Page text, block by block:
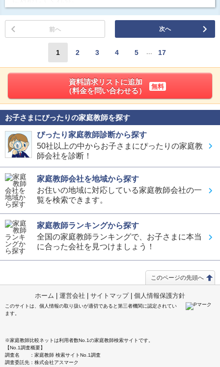
利用内容
講師
学生教師 男性
開始時期
2026年4月 12ヵ月
頻度
1回/週
学校の補習
目的の達成度
－
UP
成績推移
入会時2 → 卒業時3
投稿者：あじしまさん 投稿時期：2026年04月
運営者に通知
料金を問い合わせる
（資料請求）
一対一なので、勉強のやり方を分かっていない本人にはよ
さそうです。ただ、良くも悪くもゆっくりなペースになり
がちなのが気になります。
目的、具体的な改善点、勉強の仕方、効率、これらを叶え
利用内容
科目
英語、数学
講師
学生教師 男性
開始時期
2026年4月 11ヵ月
頻度
目的
高校受験対策
目的の達成度
－
成績変化
UP
投稿者：みーさん 投稿時期：2026年04月
運営者に通知
無料
指導方針&カリキュラム
本人のレベルまで戻って教えてくれるので助かっていま
す。宿題は戻り学習のプリント、授業は今の学年の内容を
やっています。
価格
他社に比べて安いと思う。教材も希望者のみ。サポート費
用も初めの1年だけなので助かる。
要望
Zoomが40分で切れてしまうのを何とかしてほしい。メー
ルや書類が届くのが遅い。
選んだ理由
担当の先生での無料体験が出来ること。
会社の対応の良さ。入会金や受講料、教材費などの費用。
体験授業について
受けた。実際の先生の雰囲気や授業の感じが分かったので
よかった。
利用内容
科目
数学
プロ家庭教師 女性
頻度
1回/週
成績変化
成績推移
前へ 次へ
1 2 3 4 5 ... 17
資料請求リストに追加
（料金を問い合わせる）
無料
お子さまにぴったりの家庭教師を探す
ぴったり家庭教師診断から探す
50社以上の中からお子さまにぴったりの家庭教
師会社を診断！
家庭教師会社を地域から探す
お住いの地域に対応している家庭教師会社の一
覧を検索できます。
家庭教師ランキングから探す
全国の家庭教師ランキングで、お子さまに本当
に合った会社を見つけましょう！
このページの先頭へ
ホーム 運営会社 サイトマップ| 個人情報保護方針
このサイトは、個人情報の取り扱いが適切であると第三者機関に認定されてい
ます。
※家庭教師比較ネットは利用者数No.1の家庭教師検索サイトです。
【No.1調査概要】
調査名 ：家庭教師 検索サイトNo.1調査
調査委託先：株式会社アスマーク